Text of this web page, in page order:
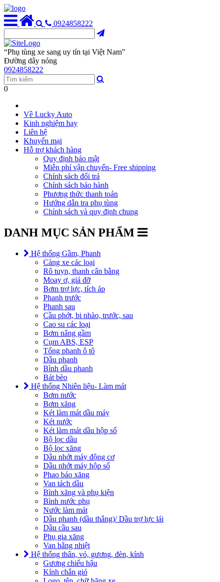
0924858222
“Phụ tùng xe sang uy tín tại Việt Nam”
Đường dây nóng
0924858222
0
Về Lucky Auto
Kinh nghiệm hay
Liên hệ
Khuyến mại
Hỗ trợ khách hàng
Quy định bảo mật
Miễn phí vận chuyển- Free shipping
Chính sách đổi trả
Chính sách bảo hành
Phương thức thanh toán
Hướng dẫn tra phụ tùng
Chính sách và quy định chung
DANH MỤC SẢN PHẨM
Hệ thống Gầm, Phanh
Càng xe các loại
Rô tuyn, thanh cân bằng
Moay ơ, giá đỡ
Bơm trợ lực, tích áp
Phanh trước
Phanh sau
Cầu phớt, bi nhào, trước, sau
Cao su các loại
Bơm nâng gầm
Cụm ABS, ESP
Tổng phanh ô tô
Dầu phanh
Bình dầu phanh
Bát bèo
Hệ thống Nhiên liệu- Làm mát
Bơm nước
Bơm xăng
Két làm mát dầu máy
Két nước
Két làm mát dầu hộp số
Bộ lọc dầu
Bộ lọc xăng
Dầu nhớt máy động cơ
Dầu nhớt máy hộp số
Phao báo xăng
Van tách dầu
Bình xăng và phụ kiện
Bình nước phụ
Nước làm mát
Dầu phanh (dầu thắng)/ Dầu trợ lực lái
Dầu cầu sau
Phụ gia xăng
Van hằng nhiệt
Hệ thống thân, vỏ, gương, đèn, kính
Gương chiếu hậu
Kính chắn gió